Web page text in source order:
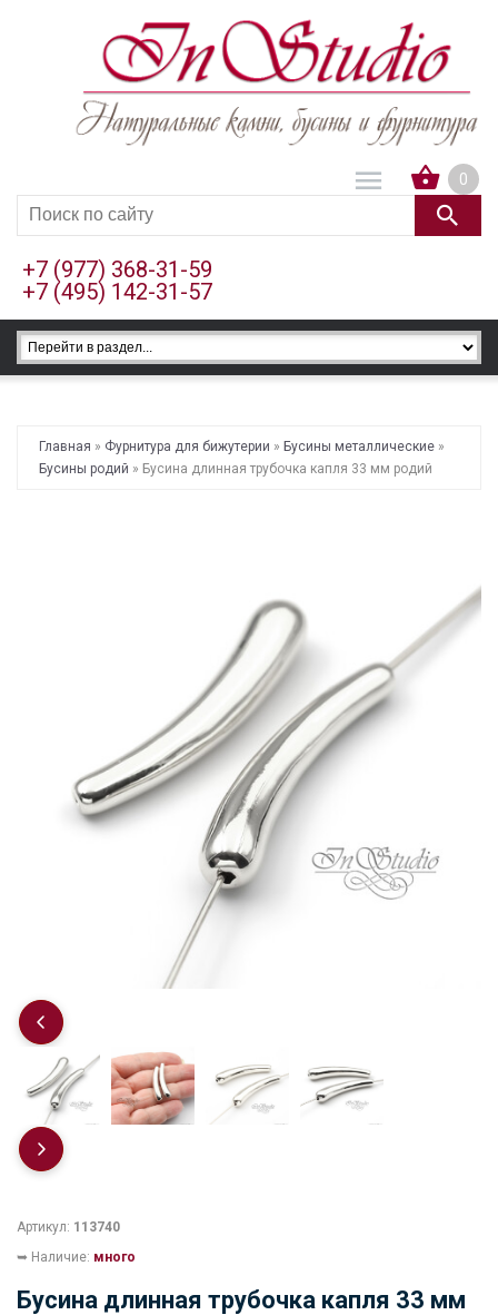
0
+7 (977) 368-31-59
+7 (495) 142-31-57
Главная » Фурнитура для бижутерии » Бусины металлические »
Бусины родий » Бусина длинная трубочка капля 33 мм родий
Артикул: 113740
➥ Наличие: много
Бусина длинная трубочка капля 33 мм